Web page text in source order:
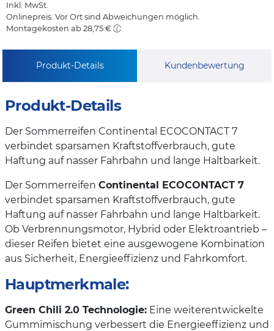
Inkl. MwSt.
Onlinepreis. Vor Ort sind Abweichungen möglich.
Montagekosten ab 28,75 €
Produkt-Details Kundenbewertung
Produkt-Details
Der Sommerreifen Continental ECOCONTACT 7
verbindet sparsamen Kraftstoffverbrauch, gute
Haftung auf nasser Fahrbahn und lange Haltbarkeit.
Der Sommerreifen Continental ECOCONTACT 7
verbindet sparsamen Kraftstoffverbrauch, gute
Haftung auf nasser Fahrbahn und lange Haltbarkeit.
Ob Verbrennungsmotor, Hybrid oder Elektroantrieb –
dieser Reifen bietet eine ausgewogene Kombination
aus Sicherheit, Energieeffizienz und Fahrkomfort.
Hauptmerkmale:
Green Chili 2.0 Technologie: Eine weiterentwickelte
Gummimischung verbessert die Energieeffizienz und